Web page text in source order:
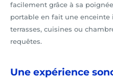
facilement grâce à sa
portable en fait une enceinte
terrasses, cuisines ou
requêtes.
Une expérience